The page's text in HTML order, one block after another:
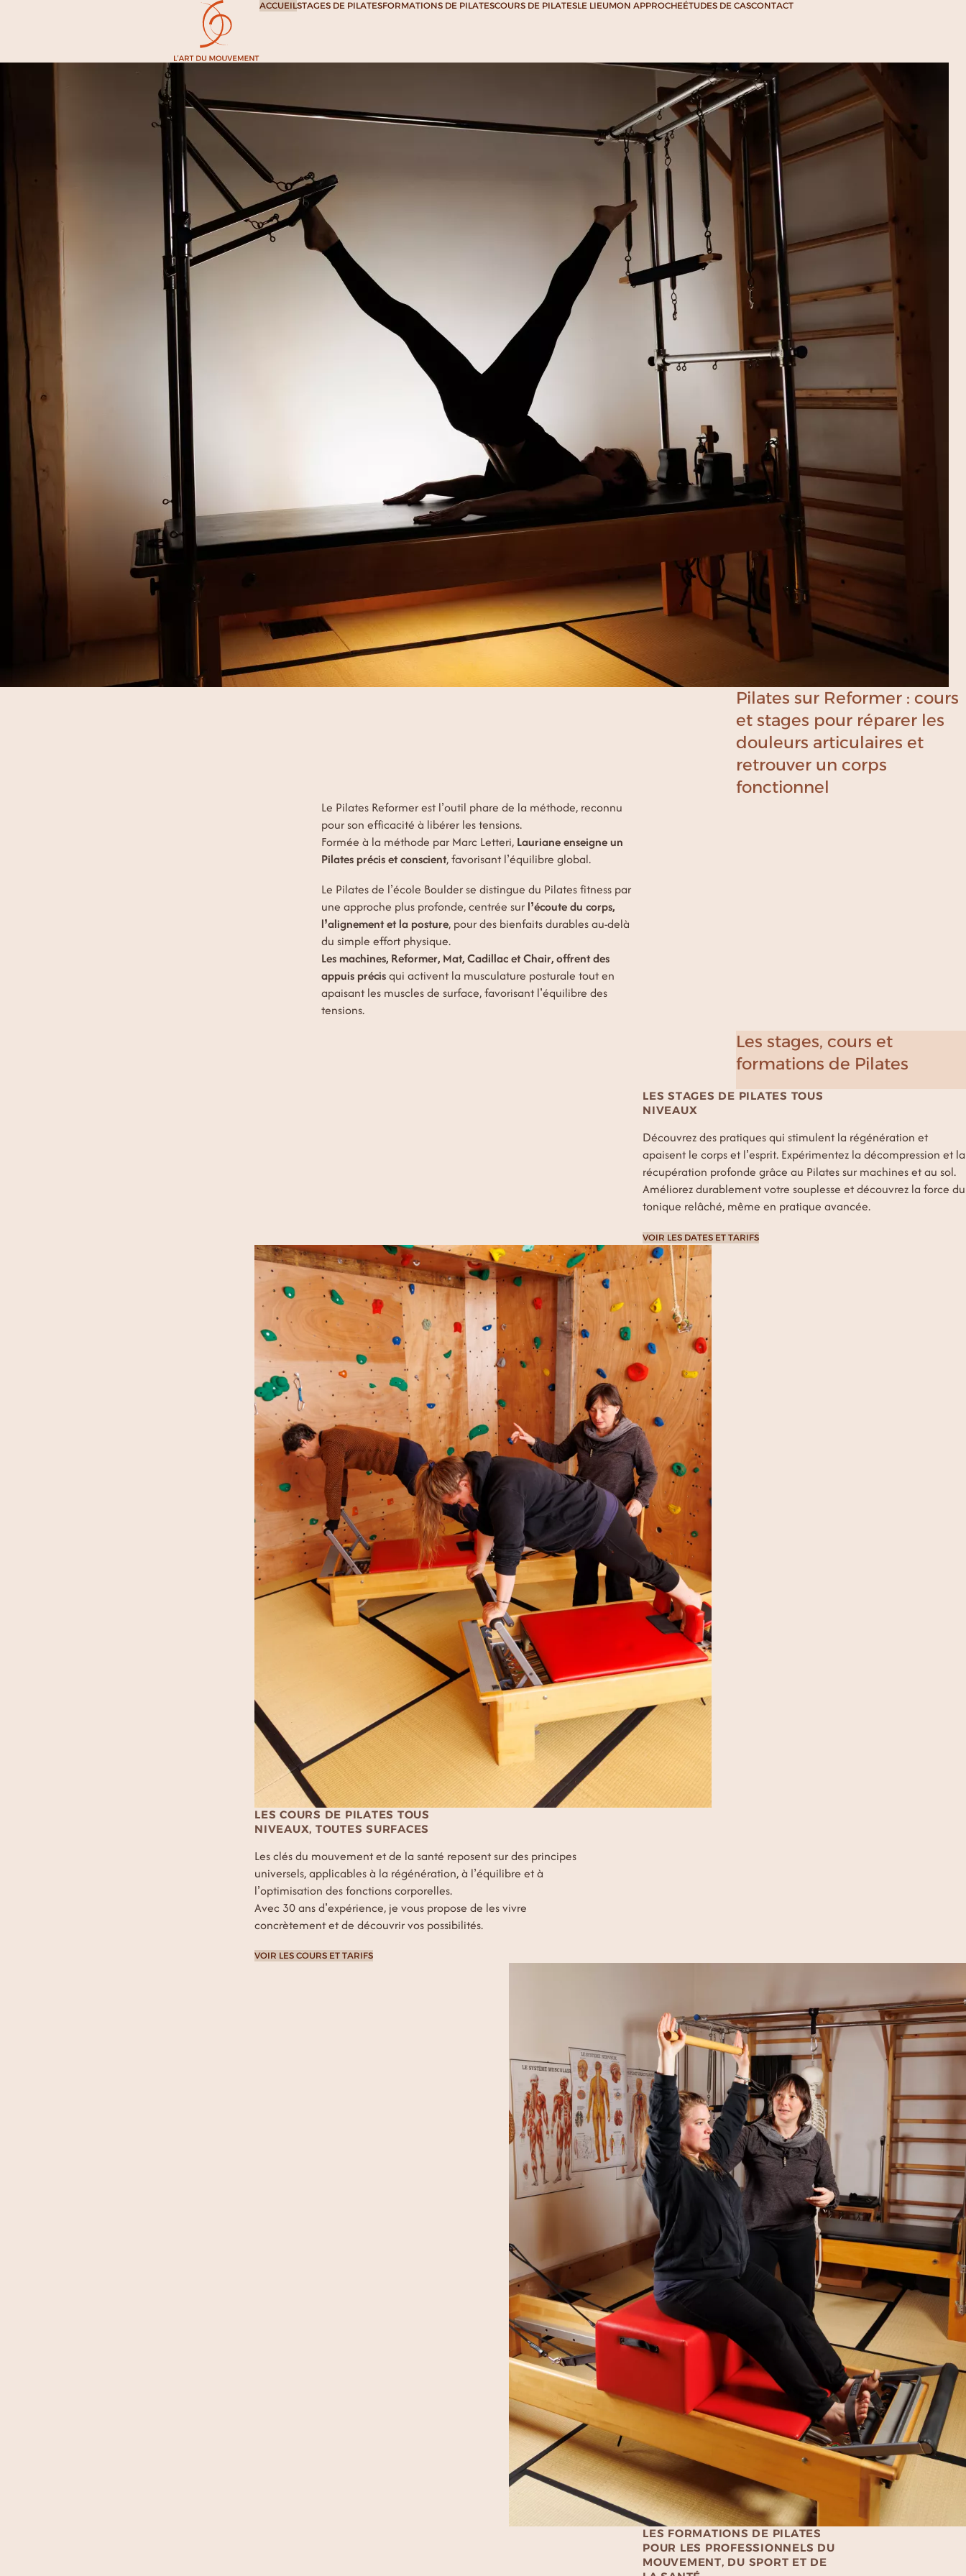
ACCUEILSTAGES DE PILATESFORMATIONS DE PILATESCOURS DE PILATESLE LIEUMON APPROCHEÉTUDES DE CASCONTACT
Pilates sur Reformer : cours
et stages pour réparer les
douleurs articulaires et
retrouver un corps
fonctionnel
Le Pilates Reformer est l’outil phare de la méthode, reconnu
pour son efficacité à libérer les tensions.
Formée à la méthode par Marc Letteri, Lauriane enseigne un
Pilates précis et conscient, favorisant l’équilibre global.
Le Pilates de l’école Boulder se distingue du Pilates fitness par
une approche plus profonde, centrée surl’écoute du corps,
l’alignement et la posture, pour des bienfaits durables au-delà
du simple effort physique.
Les machines, Reformer, Mat, Cadillac et Chair, offrent des
appuis précisqui activent la musculature posturale tout en
apaisant les muscles de surface, favorisant l’équilibre des
tensions.
Les stages, cours et
formations de Pilates
LES STAGES DE PILATES TOUS
NIVEAUX
Découvrez des pratiques qui stimulent la régénération et
apaisent le corps et l’esprit. Expérimentez la décompression et la
récupération profonde grâce au Pilates sur machines et au sol.
Améliorez durablement votre souplesse et découvrez la force du
tonique relâché, même en pratique avancée.
VOIR LES DATES ET TARIFS
LES COURS DE PILATES TOUS
NIVEAUX, TOUTES SURFACES
Les clés du mouvement et de la santé reposent sur des principes
universels, applicables à la régénération, à l’équilibre et à
l’optimisation des fonctions corporelles.
Avec 30 ans d’expérience, je vous propose de les vivre
concrètement et de découvrir vos possibilités.
VOIR LES COURS ET TARIFS
LES FORMATIONS DE PILATES
POUR LES PROFESSIONNELS DU
MOUVEMENT, DU SPORT ET DE